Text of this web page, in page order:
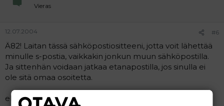
Vieras
12.07.2004 #6
Ä82! Laitan tässä sähköpostiositteeni, jotta voit lähettää
minulle s-postia, vaikkakin jonkun muun sähköpostilla.
Ja sittenhän voidaan jatkaa etanapostilla, jos sinulla ei
ole sitä omaa osoitetta.
elinahautakoski@hotmail.com